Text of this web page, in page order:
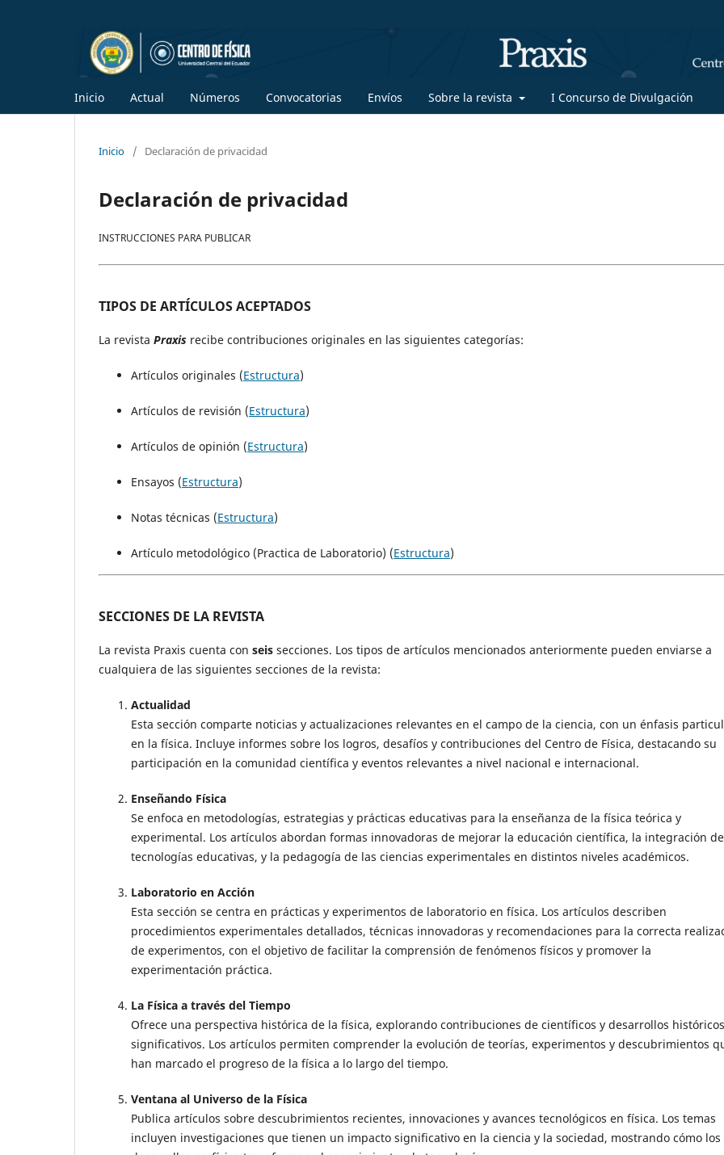
Inicio Actual Números Convocatorias Envíos Sobre la revista I Concurso de Divulgación
Inicio / Declaración de privacidad
Declaración de privacidad
INSTRUCCIONES PARA PUBLICAR
TIPOS DE ARTÍCULOS ACEPTADOS
La revista Praxis recibe contribuciones originales en las siguientes categorías:
Artículos originales (Estructura)
Artículos de revisión (Estructura)
Artículos de opinión (Estructura)
Ensayos (Estructura)
Notas técnicas (Estructura)
Artículo metodológico (Practica de Laboratorio) (Estructura)
SECCIONES DE LA REVISTA
La revista Praxis cuenta con seis secciones. Los tipos de artículos mencionados anteriormente pueden enviarse a
cualquiera de las siguientes secciones de la revista:
Actualidad
Esta sección comparte noticias y actualizaciones relevantes en el campo de la ciencia, con un énfasis
en la física. Incluye informes sobre los logros, desafíos y contribuciones del Centro de Física, destacando su
participación en la comunidad científica y eventos relevantes a nivel nacional e internacional.
Enseñando Física
Se enfoca en metodologías, estrategias y prácticas educativas para la enseñanza de la física teórica y
experimental. Los artículos abordan formas innovadoras de mejorar la educación científica, la integración de
tecnologías educativas, y la pedagogía de las ciencias experimentales en distintos niveles académicos.
Laboratorio en Acción
Esta sección se centra en prácticas y experimentos de laboratorio en física. Los artículos describen
procedimientos experimentales detallados, técnicas innovadoras y recomendaciones para la correcta
de experimentos, con el objetivo de facilitar la comprensión de fenómenos físicos y promover la
experimentación práctica.
La Física a través del Tiempo
Ofrece una perspectiva histórica de la física, explorando contribuciones de científicos y desarrollos históricos
significativos. Los artículos permiten comprender la evolución de teorías, experimentos y descubrimientos
han marcado el progreso de la física a lo largo del tiempo.
Ventana al Universo de la Física
Publica artículos sobre descubrimientos recientes, innovaciones y avances tecnológicos en física. Los temas
incluyen investigaciones que tienen un impacto significativo en la ciencia y la sociedad, mostrando cómo los